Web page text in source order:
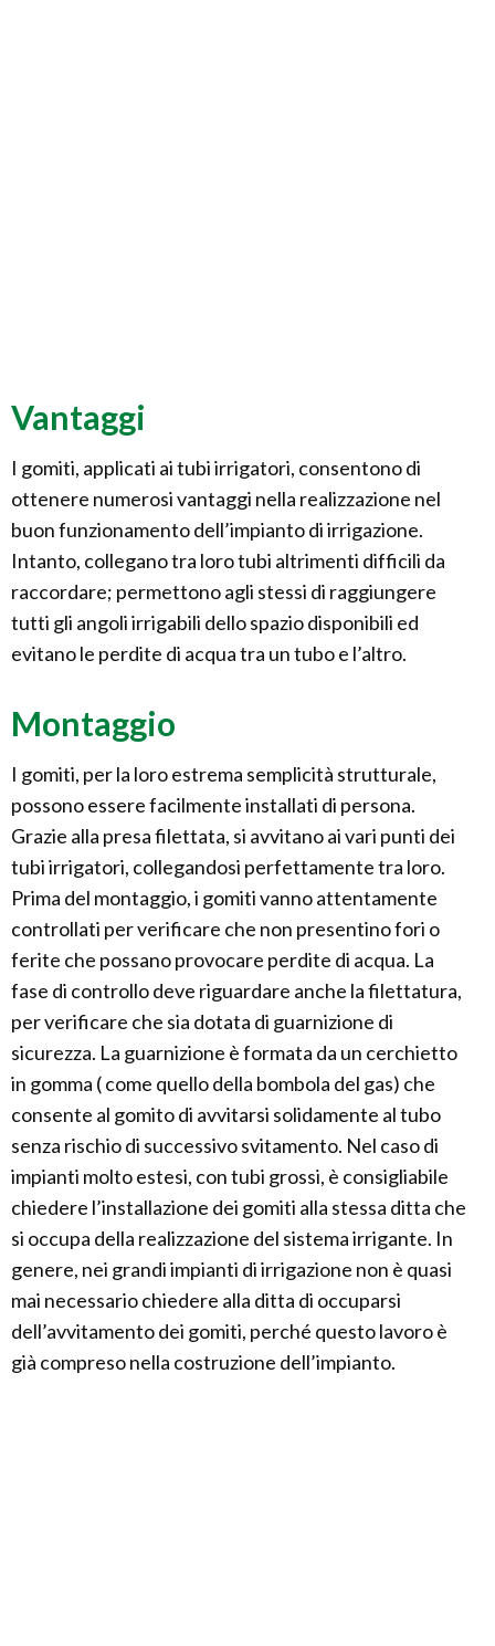
Vantaggi
I gomiti, applicati ai tubi irrigatori, consentono di
ottenere numerosi vantaggi nella realizzazione nel
buon funzionamento dell’impianto di irrigazione.
Intanto, collegano tra loro tubi altrimenti difficili da
raccordare; permettono agli stessi di raggiungere
tutti gli angoli irrigabili dello spazio disponibili ed
evitano le perdite di acqua tra un tubo e l’altro.
Montaggio
I gomiti, per la loro estrema semplicità strutturale,
possono essere facilmente installati di persona.
Grazie alla presa filettata, si avvitano ai vari punti dei
tubi irrigatori, collegandosi perfettamente tra loro.
Prima del montaggio, i gomiti vanno attentamente
controllati per verificare che non presentino fori o
ferite che possano provocare perdite di acqua. La
fase di controllo deve riguardare anche la filettatura,
per verificare che sia dotata di guarnizione di
sicurezza. La guarnizione è formata da un cerchietto
in gomma ( come quello della bombola del gas) che
consente al gomito di avvitarsi solidamente al tubo
senza rischio di successivo svitamento. Nel caso di
impianti molto estesi, con tubi grossi, è consigliabile
chiedere l’installazione dei gomiti alla stessa ditta che
si occupa della realizzazione del sistema irrigante. In
genere, nei grandi impianti di irrigazione non è quasi
mai necessario chiedere alla ditta di occuparsi
dell’avvitamento dei gomiti, perché questo lavoro è
già compreso nella costruzione dell’impianto.